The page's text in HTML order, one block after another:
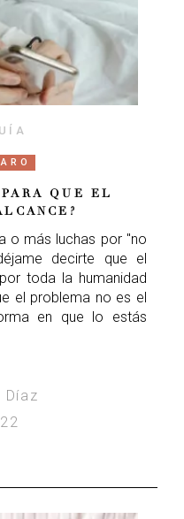
QUE EL
o más luchas por "no
decirte que el
toda la humanidad
el problema no es el
en que lo estás
Díaz